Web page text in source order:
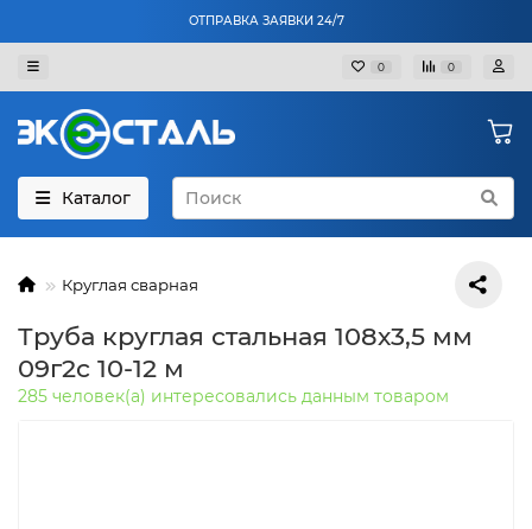
ОТПРАВКА ЗАЯВКИ 24/7
0 0
Каталог
Круглая сварная
Труба круглая стальная 108х3,5 мм
09г2с 10-12 м
285 человек(а) интересовались данным товаром